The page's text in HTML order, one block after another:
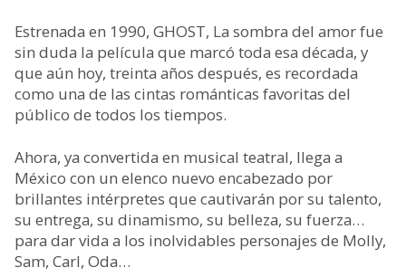
Estrenada en 1990, GHOST, La sombra del amor fue
sin duda la película que marcó toda esa década, y
que aún hoy, treinta años después, es recordada
como una de las cintas románticas favoritas del
público de todos los tiempos.
Ahora, ya convertida en musical teatral, llega a
México con un elenco nuevo encabezado por
brillantes intérpretes que cautivarán por su talento,
su entrega, su dinamismo, su belleza, su fuerza…
para dar vida a los inolvidables personajes de Molly,
Sam, Carl, Oda…